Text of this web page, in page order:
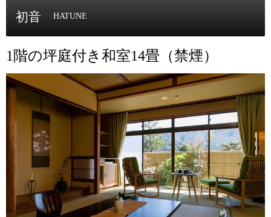
初音 HATUNE
1階の坪庭付き和室14畳（禁煙）